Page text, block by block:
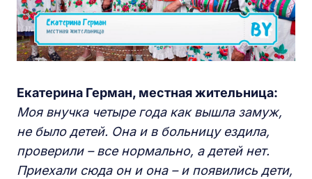
Екатерина Герман, местная жительница:
Моя внучка четыре года как вышла замуж,
не было детей. Она и в больницу ездила,
проверили – все нормально, а детей нет.
Приехали сюда он и она – и появились дети,